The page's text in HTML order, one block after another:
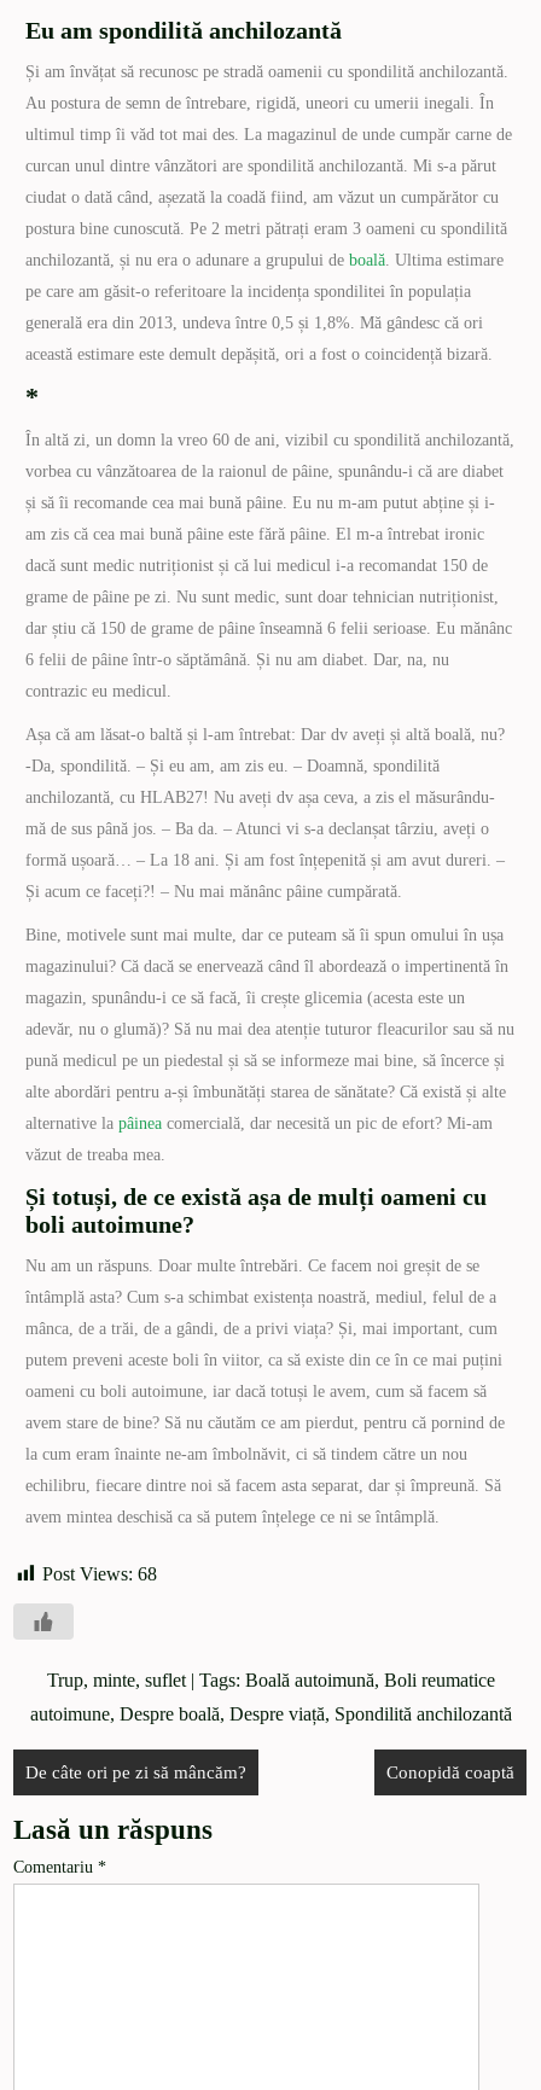
Eu am spondilită anchilozantă
Și am învățat să recunosc pe stradă oamenii cu spondilită anchilozantă.
Au postura de semn de întrebare, rigidă, uneori cu umerii inegali. În
ultimul timp îi văd tot mai des. La magazinul de unde cumpăr carne de
curcan unul dintre vânzători are spondilită anchilozantă. Mi s-a părut
ciudat o dată când, așezată la coadă fiind, am văzut un cumpărător cu
postura bine cunoscută. Pe 2 metri pătrați eram 3 oameni cu spondilită
anchilozantă, și nu era o adunare a grupului deboală . Ultima estimare
pe care am găsit-o referitoare la incidența spondilitei în populația
generală era din 2013, undeva între 0,5 și 1,8%. Mă gândesc că ori
această estimare este demult depășită, ori a fost o coincidență bizară.
*
În altă zi, un domn la vreo 60 de ani, vizibil cu spondilită anchilozantă,
vorbea cu vânzătoarea de la raionul de pâine, spunându-i că are diabet
și să îi recomande cea mai bună pâine. Eu nu m-am putut abține și i-
am zis că cea mai bună pâine este fără pâine. El m-a întrebat ironic
dacă sunt medic nutriționist și că lui medicul i-a recomandat 150 de
grame de pâine pe zi. Nu sunt medic, sunt doar tehnician nutriționist,
dar știu că 150 de grame de pâine înseamnă 6 felii serioase. Eu mănânc
6 felii de pâine într-o săptămână. Și nu am diabet. Dar, na, nu
contrazic eu medicul.
Așa că am lăsat-o baltă și l-am întrebat: Dar dv aveți și altă boală, nu?
-Da, spondilită. – Și eu am, am zis eu. – Doamnă, spondilită
anchilozantă, cu HLAB27! Nu aveți dv așa ceva, a zis el măsurându-
mă de sus până jos. – Ba da. – Atunci vi s-a declanșat târziu, aveți o
formă ușoară… – La 18 ani. Și am fost înțepenită și am avut dureri. –
Și acum ce faceți?! – Nu mai mănânc pâine cumpărată.
Bine, motivele sunt mai multe, dar ce puteam să îi spun omului în ușa
magazinului? Că dacă se enervează când îl abordează o impertinentă în
magazin, spunându-i ce să facă, îi crește glicemia (acesta este un
adevăr, nu o glumă)? Să nu mai dea atenție tuturor fleacurilor sau să nu
pună medicul pe un piedestal și să se informeze mai bine, să încerce și
alte abordări pentru a-și îmbunătăți starea de sănătate? Că există și alte
alternative lapâinea comercială, dar necesită un pic de efort? Mi-am
văzut de treaba mea.
Și totuși, de ce există așa de mulți oameni cu
boli autoimune?
Nu am un răspuns. Doar multe întrebări. Ce facem noi greșit de se
întâmplă asta? Cum s-a schimbat existența noastră, mediul, felul de a
mânca, de a trăi, de a gândi, de a privi viața? Și, mai important, cum
putem preveni aceste boli în viitor, ca să existe din ce în ce mai puțini
oameni cu boli autoimune, iar dacă totuși le avem, cum să facem să
avem stare de bine? Să nu căutăm ce am pierdut, pentru că pornind de
la cum eram înainte ne-am îmbolnăvit, ci să tindem către un nou
echilibru, fiecare dintre noi să facem asta separat, dar și împreună. Să
avem mintea deschisă ca să putem înțelege ce ni se întâmplă.
Post Views: 68
Trup, minte, suflet| Tags: Boală autoimună, Boli reumatice
autoimune, Despre boală, Despre viață, Spondilită anchilozantă
De câte ori pe zi să mâncăm? Conopidă coaptă
Lasă un răspuns
Comentariu*